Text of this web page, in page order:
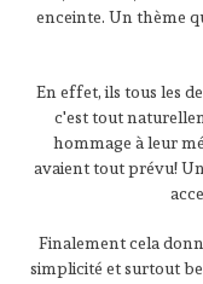
enceinte. Un thème
En effet, ils tous les
c'est tout
hommage à leur
avaient tout prévu!
Finalement cela
simplicité et surtout